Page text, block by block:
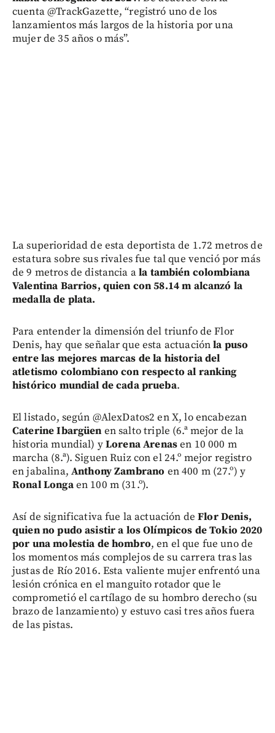
cuenta @TrackGazette, “registró uno de los
lanzamientos más largos de la historia por una
mujer de 35 años o más”.
La superioridad de esta deportista de 1.72 metros de
estatura sobre sus rivales fue tal que venció por más
de 9 metros de distancia ala también colombiana
Valentina Barrios, quien con 58.14 m alcanzó la
medalla de plata.
Para entender la dimensión del triunfo de Flor
Denis, hay que señalar que esta actuaciónla puso
entre las mejores marcas de la historia del
atletismo colombiano con respecto al ranking
histórico mundial de cada prueba.
El listado, según @AlexDatos2 en X, lo encabezan
Caterine Ibargüen en salto triple (6.ª mejor de la
historia mundial) yLorena Arenasen 10 000 m
marcha (8.ª). Siguen Ruiz con el 24.º mejor registro
en jabalina, Anthony Zambrano en 400 m (27.º) y
Ronal Longaen 100 m (31.º).
Así de significativa fue la actuación de Flor Denis,
quien no pudo asistir a los Olímpicos de Tokio 2020
por una molestia de hombro, en el que fue uno de
los momentos más complejos de su carrera tras las
justas de Río 2016. Esta valiente mujer enfrentó una
lesión crónica en el manguito rotador que le
comprometió el cartílago de su hombro derecho (su
brazo de lanzamiento) y estuvo casi tres años fuera
de las pistas.